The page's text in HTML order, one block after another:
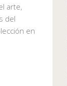
arte,
del
en